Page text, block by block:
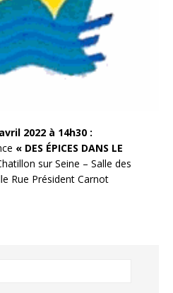
2022 à 14h30 :
« DES ÉPICES DANS LE
sur Seine – Salle des
Rue Président Carnot